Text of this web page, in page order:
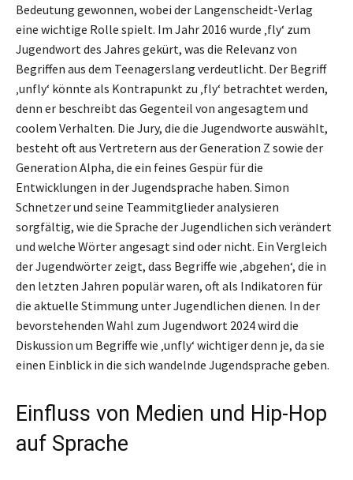
Bedeutung gewonnen, wobei der Langenscheidt-Verlag
eine wichtige Rolle spielt. Im Jahr 2016 wurde ‚fly‘ zum
Jugendwort des Jahres gekürt, was die Relevanz von
Begriffen aus dem Teenagerslang verdeutlicht. Der Begriff
‚unfly‘ könnte als Kontrapunkt zu ‚fly‘ betrachtet werden,
denn er beschreibt das Gegenteil von angesagtem und
coolem Verhalten. Die Jury, die die Jugendworte auswählt,
besteht oft aus Vertretern aus der Generation Z sowie der
Generation Alpha, die ein feines Gespür für die
Entwicklungen in der Jugendsprache haben. Simon
Schnetzer und seine Teammitglieder analysieren
sorgfältig, wie die Sprache der Jugendlichen sich verändert
und welche Wörter angesagt sind oder nicht. Ein Vergleich
der Jugendwörter zeigt, dass Begriffe wie ‚abgehen‘, die in
den letzten Jahren populär waren, oft als Indikatoren für
die aktuelle Stimmung unter Jugendlichen dienen. In der
bevorstehenden Wahl zum Jugendwort 2024 wird die
Diskussion um Begriffe wie ‚unfly‘ wichtiger denn je, da sie
einen Einblick in die sich wandelnde Jugendsprache geben.
Einfluss von Medien und Hip-Hop
auf Sprache